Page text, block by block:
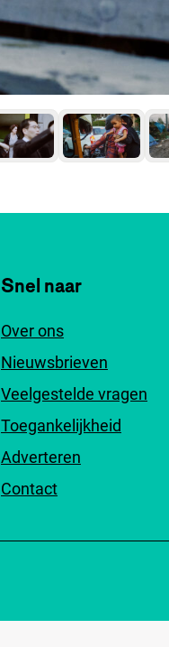
Snel naar
Over ons
Nieuwsbrieven
Veelgestelde vragen
Toegankelijkheid
Adverteren
Contact